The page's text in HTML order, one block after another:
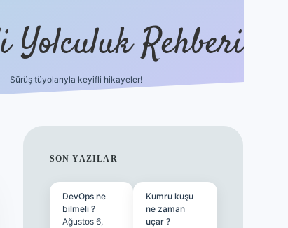
Yolculuk Rehberi
Sürüş tüyolarıyla keyifli hikayeler!
SIDEBAR
SON YAZILAR
DevOps ne
bilmeli ?
Ağustos 6,
Kumru kuşu
ne zaman
uçar ?
grandoperabet